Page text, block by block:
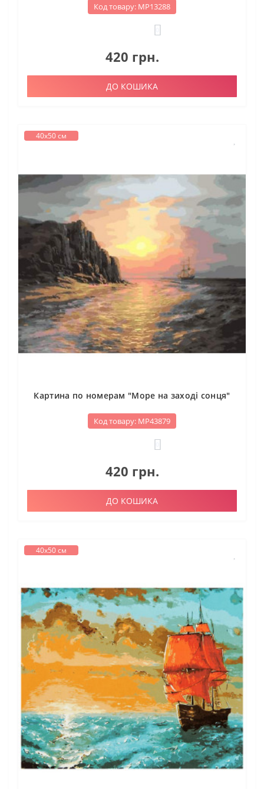
Код товару: МР13288
420 грн.
ДО КОШИКА
40х50 см
Картина по номерам "Море на заході сонця"
Код товару: МР43879
420 грн.
ДО КОШИКА
40х50 см